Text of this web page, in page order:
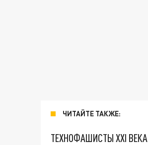
ЧИТАЙТЕ ТАКЖЕ:
ТЕХНОФАШИСТЫ XXI ВЕКА